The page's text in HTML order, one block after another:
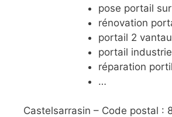
pose portail
rénovation
portail 2
portail
réparation
…
Castelsarrasin – Code postal :